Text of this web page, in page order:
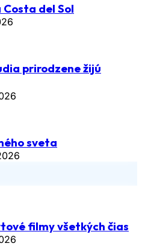
del Sol
prirodzene žijú
sveta
filmy všetkých čias